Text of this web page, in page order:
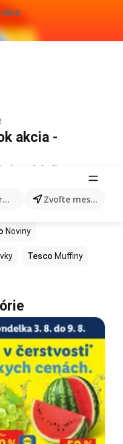
produkty... Zvoľte mesto
akcia -
výsledky.
Tesco
Noviny
Tesco Muffiny